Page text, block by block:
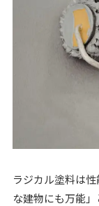
ラジカル塗料は
な建物にも万能」